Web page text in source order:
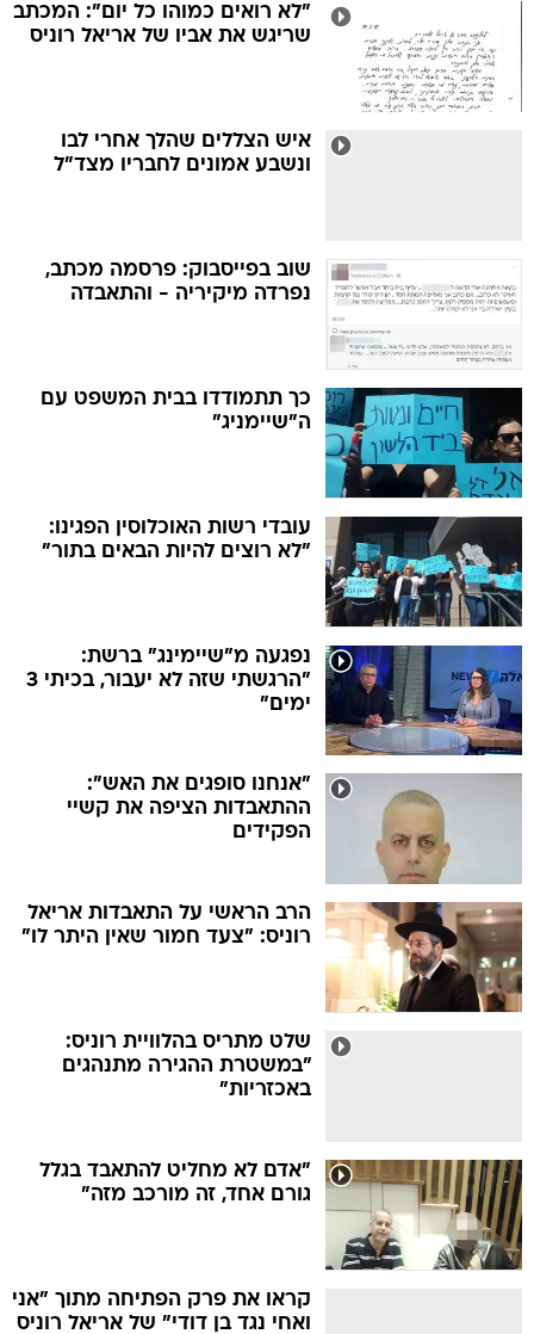
"לא רואים כמוהו כל יום": המכתב
שריגש את אביו של אריאל רוניס
איש הצללים שהלך אחרי לבו
ונשבע אמונים לחבריו מצד"ל
שוב בפייסבוק: פרסמה מכתב,
נפרדה מיקיריה - והתאבדה
כך תתמודדו בבית המשפט עם
ה"שיימניג"
עובדי רשות האוכלוסין הפגינו:
"לא רוצים להיות הבאים בתור"
נפגעה מ"שיימינג" ברשת:
"הרגשתי שזה לא יעבור, בכיתי 3
ימים"
"אנחנו סופגים את האש":
ההתאבדות הציפה את קשיי
הפקידים
הרב הראשי על התאבדות אריאל
רוניס: "צעד חמור שאין היתר לו"
שלט מתריס בהלוויית רוניס:
"במשטרת ההגירה מתנהגים
באכזריות"
"אדם לא מחליט להתאבד בגלל
גורם אחד, זה מורכב מזה"
קראו את פרק הפתיחה מתוך "אני
ואחי נגד בן דודי" של אריאל רוניס